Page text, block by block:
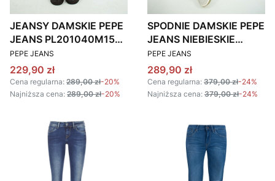
JEANSY DAMSKIE PEPE
JEANS PL201040M158
GRANATOWE
PRODUCENT
PEPE JEANS
Cena promocyjna
229,90 zł
Cena regularna: 289,00 zł-20%
Najniższa cena: 289,00 zł-20%
SPODNIE DAMSKIE PEPE
JEANS NIEBIESKIE
JEANSOWE
PRODUCENT
PEPE JEANS
Cena promocyjna
289,90 zł
Cena regularna: 379,00 zł-24%
Najniższa cena: 379,00 zł-24%